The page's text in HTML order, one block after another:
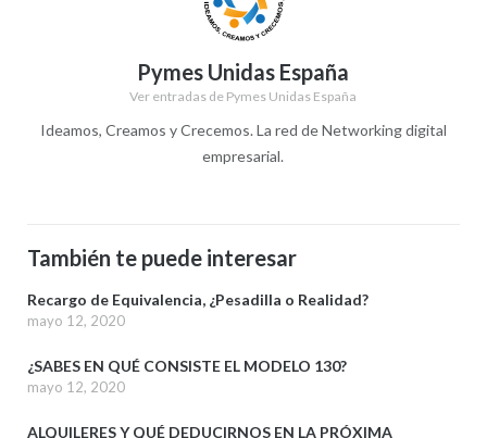
Pymes Unidas España
Ver entradas de Pymes Unidas España
Ideamos, Creamos y Crecemos. La red de Networking digital
empresarial.
También te puede interesar
Recargo de Equivalencia, ¿Pesadilla o Realidad?
mayo 12, 2020
¿SABES EN QUÉ CONSISTE EL MODELO 130?
mayo 12, 2020
ALQUILERES Y QUÉ DEDUCIRNOS EN LA PRÓXIMA